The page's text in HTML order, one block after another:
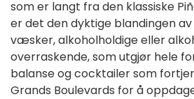
som er langt fra den klassiske
er det den dyktige blandingen
væsker, alkoholholdige eller
overraskende, som utgjør hele
balanse og cocktailer som
Grands Boulevards for å